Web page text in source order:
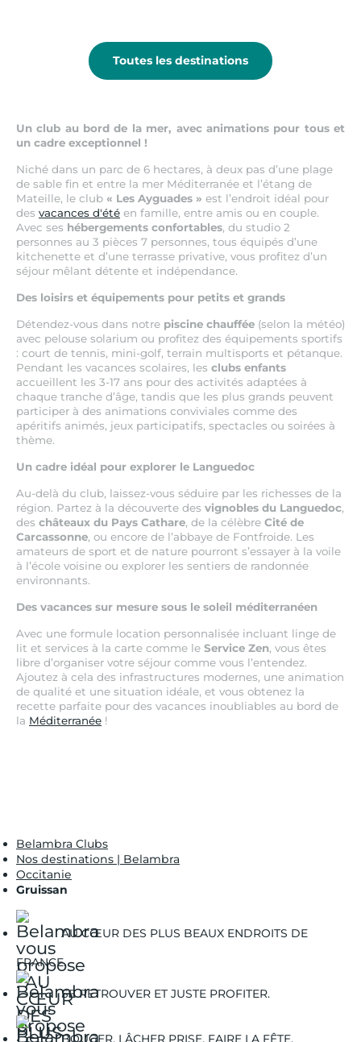
Toutes les destinations
Un club au bord de la mer, avec animations pour tous et
un cadre exceptionnel !
Niché dans un parc de 6 hectares, à deux pas d’une plage
de sable fin et entre la mer Méditerranée et l’étang de
Mateille, le club « Les Ayguades » est l’endroit idéal pour
des vacances d'été en famille, entre amis ou en couple.
Avec ses hébergements confortables, du studio 2
personnes au 3 pièces 7 personnes, tous équipés d’une
kitchenette et d’une terrasse privative, vous profitez d’un
séjour mêlant détente et indépendance.
Des loisirs et équipements pour petits et grands
Détendez-vous dans notre piscine chauffée (selon la météo)
avec pelouse solarium ou profitez des équipements sportifs
: court de tennis, mini-golf, terrain multisports et pétanque.
Pendant les vacances scolaires, les clubs enfants
accueillent les 3-17 ans pour des activités adaptées à
chaque tranche d’âge, tandis que les plus grands peuvent
participer à des animations conviviales comme des
apéritifs animés, jeux participatifs, spectacles ou soirées à
thème.
Un cadre idéal pour explorer le Languedoc
Au-delà du club, laissez-vous séduire par les richesses de la
région. Partez à la découverte des vignobles du Languedoc,
des châteaux du Pays Cathare, de la célèbre Cité de
Carcassonne, ou encore de l’abbaye de Fontfroide. Les
amateurs de sport et de nature pourront s’essayer à la voile
à l’école voisine ou explorer les sentiers de randonnée
environnants.
Des vacances sur mesure sous le soleil méditerranéen
Avec une formule location personnalisée incluant linge de
lit et services à la carte comme le Service Zen, vous êtes
libre d’organiser votre séjour comme vous l’entendez.
Ajoutez à cela des infrastructures modernes, une animation
de qualité et une situation idéale, et vous obtenez la
recette parfaite pour des vacances inoubliables au bord de
la Méditerranée !
Belambra Clubs
Nos destinations | Belambra
Occitanie
Gruissan
AU CŒUR DES PLUS BEAUX ENDROITS DE
FRANCE.
SE RETROUVER ET JUSTE PROFITER.
BOUGER, LÂCHER PRISE, FAIRE LA FÊTE.